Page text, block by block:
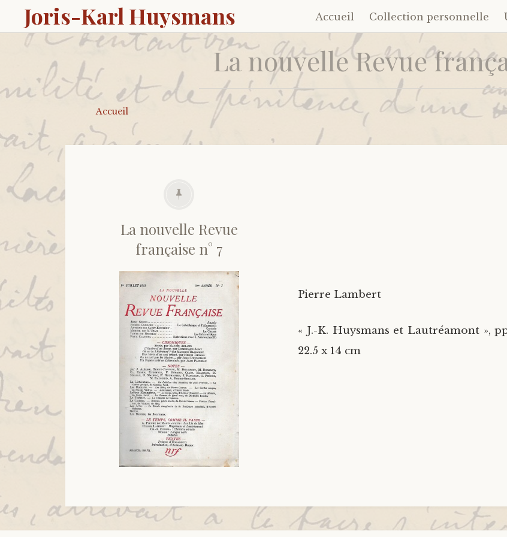
Joris-Karl Huysmans
Accéder
au
contenu
principal
Accueil Collection personnelle
La nouvelle Revue
Accueil
La nouvelle Revue
française n° 7
Pierre Lambert
« J.-K. Huysmans et Lautréamont »,
22.5 x 14 cm